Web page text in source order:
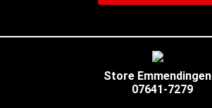
Store Emmendingen
07641-7279